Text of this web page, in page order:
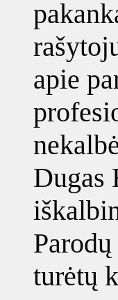
apie
Dugas
turėtų